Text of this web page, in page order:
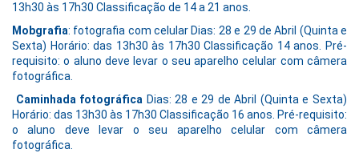
13h30 às 17h30 Classificação de 14 a 21 anos.
Mobgrafia: fotografia com celular Dias: 28 e 29 de Abril (Quinta e
Sexta) Horário: das 13h30 às 17h30 Classificação 14 anos. Pré-
requisito: o aluno deve levar o seu aparelho celular com câmera
fotográfica.
Caminhada fotográfica Dias: 28 e 29 de Abril (Quinta e Sexta)
Horário: das 13h30 às 17h30 Classificação 16 anos. Pré-requisito:
o aluno deve levar o seu aparelho celular com câmera
fotográfica.